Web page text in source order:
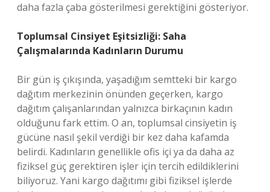
daha fazla çaba gösterilmesi gerektiğini gösteriyor.
Toplumsal Cinsiyet Eşitsizliği: Saha
Çalışmalarında Kadınların Durumu
Bir gün iş çıkışında, yaşadığım semtteki bir kargo
dağıtım merkezinin önünden geçerken, kargo
dağıtım çalışanlarından yalnızca birkaçının kadın
olduğunu fark ettim. O an, toplumsal cinsiyetin iş
gücüne nasıl şekil verdiği bir kez daha kafamda
belirdi. Kadınların genellikle ofis içi ya da daha az
fiziksel güç gerektiren işler için tercih edildiklerini
biliyoruz. Yani kargo dağıtımı gibi fiziksel işlerde